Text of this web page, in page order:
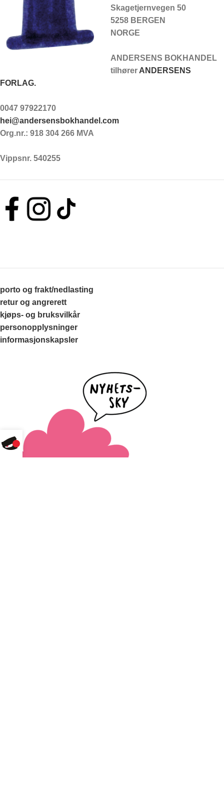
Skagetjernvegen 50
5258 BERGEN
NORGE
ANDERSENS BOKHANDEL
tilhører ANDERSENS
FORLAG.
0047 97922170
hei@andersensbokhandel.com
Org.nr.: 918 304 266 MVA
Vippsnr. 540255
porto og frakt/nedlasting
retur og angrerett
kjøps- og bruksvilkår
personopplysninger
informasjonskapsler